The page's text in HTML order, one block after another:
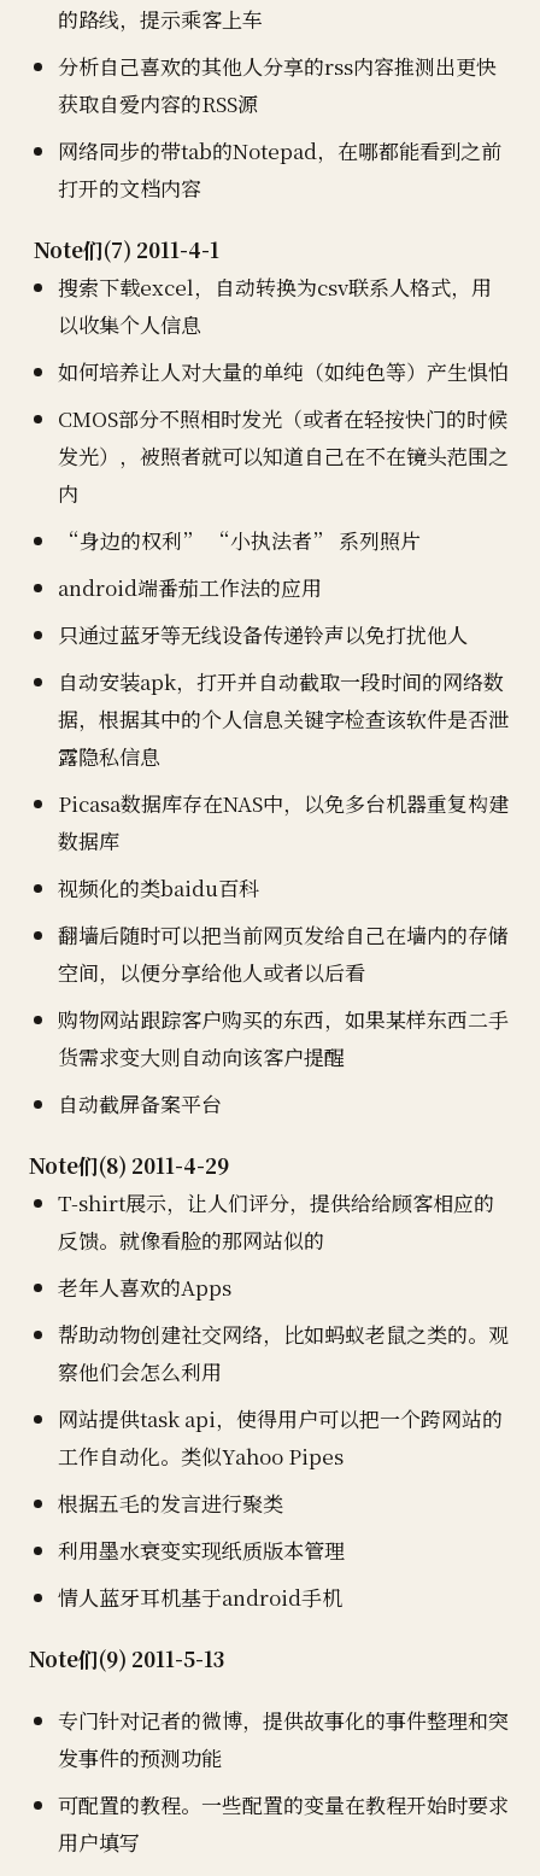
的路线，提示乘客上车
分析自己喜欢的其他人分享的rss内容推测出更快
获取自爱内容的RSS源
网络同步的带tab的Notepad，在哪都能看到之前
打开的文档内容
Note们(7) 2011-4-1
搜索下载excel，自动转换为csv联系人格式，用
以收集个人信息
如何培养让人对大量的单纯（如纯色等）产生惧怕
CMOS部分不照相时发光（或者在轻按快门的时候
发光），被照者就可以知道自己在不在镜头范围之
内
“身边的权利” “小执法者” 系列照片
android端番茄工作法的应用
只通过蓝牙等无线设备传递铃声以免打扰他人
自动安装apk，打开并自动截取一段时间的网络数
据，根据其中的个人信息关键字检查该软件是否泄
露隐私信息
Picasa数据库存在NAS中，以免多台机器重复构建
数据库
视频化的类baidu百科
翻墙后随时可以把当前网页发给自己在墙内的存储
空间，以便分享给他人或者以后看
购物网站跟踪客户购买的东西，如果某样东西二手
货需求变大则自动向该客户提醒
自动截屏备案平台
Note们(8) 2011-4-29
T-shirt展示，让人们评分，提供给给顾客相应的
反馈。就像看脸的那网站似的
老年人喜欢的Apps
帮助动物创建社交网络，比如蚂蚁老鼠之类的。观
察他们会怎么利用
网站提供task api，使得用户可以把一个跨网站的
工作自动化。类似Yahoo Pipes
根据五毛的发言进行聚类
利用墨水衰变实现纸质版本管理
情人蓝牙耳机基于android手机
Note们(9) 2011-5-13
专门针对记者的微博，提供故事化的事件整理和突
发事件的预测功能
可配置的教程。一些配置的变量在教程开始时要求
用户填写